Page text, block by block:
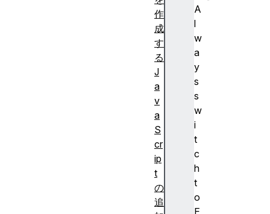
A
l
w
a
y
s
s
w
i
t
c
h
t
o
作
成
す
る
J
a
v
a
S
cr
ip
t
の
追